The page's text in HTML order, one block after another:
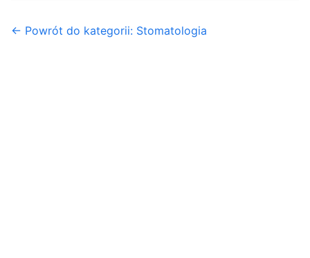
← Powrót do kategorii: Stomatologia